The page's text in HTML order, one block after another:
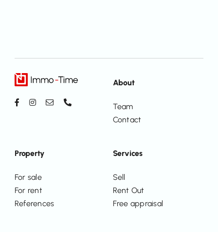
Services
Sell
Rent Out
Free appraisal
Property
For sale
For rent
References
About
Team
Contact